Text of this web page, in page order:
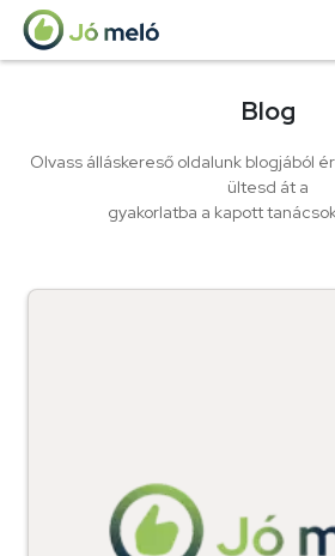
Blog
Olvass álláskereső oldalunk blogjából
ültesd át a
gyakorlatba a kapott